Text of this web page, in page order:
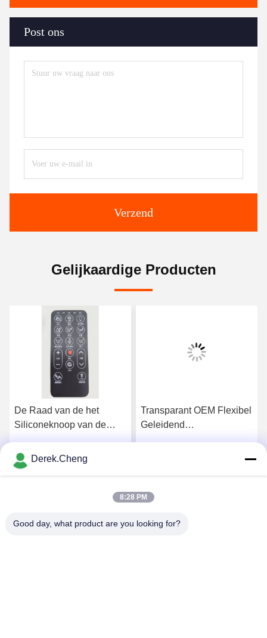
Post ons
Verzend
Gelijkaardige Producten
De Raad van de het
Siliconeknoop van de
Spoelen
Krijg Beste Prijs
Transparant OEM Flexibel
Geleidend
Derek.Cheng
8:28 PM
Good day, what product are you looking for?